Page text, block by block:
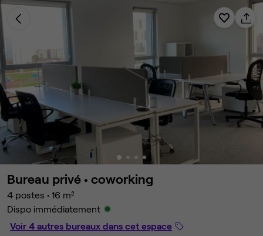
Bureau privé • coworking
4 postes • 16 m²
Dispo immédiatement
Voir 4 autres bureaux dans cet espace